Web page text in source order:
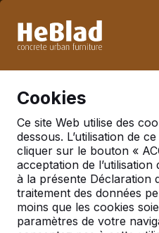
semaine 31 à la semaine 33.
délais de
Cookies
Ce site Web utilise des
dessous. L’utilisation de
cliquer sur le bouton «
acceptation de
à la présente Déclaration
traitement des données
moins que les cookies
paramètres de votre
Meer
Table de
outdoor